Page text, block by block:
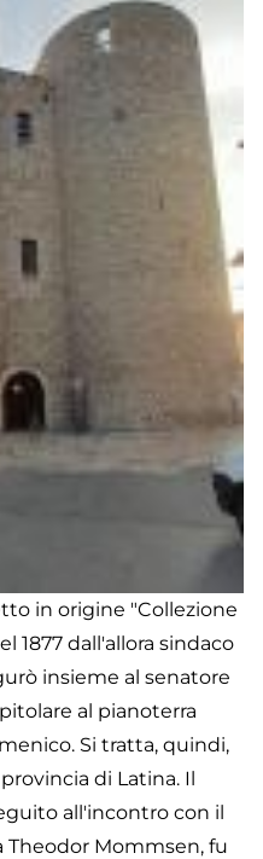
in origine "Collezione
1877 dall'allora sindaco
insieme al senatore
al pianoterra
Si tratta, quindi,
di Latina. Il
all'incontro con il
Theodor Mommsen, fu